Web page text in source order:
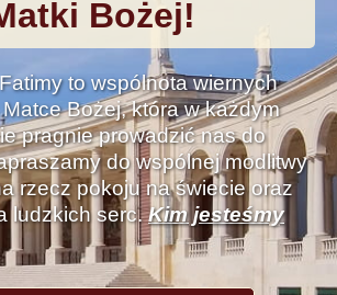
Bożej!
to wspólnota wiernych
Bożej, która w każdym
pragnie prowadzić nas do
do wspólnej modlitwy
rzecz pokoju na świecie oraz
ludzkich serc.Kim jesteśmy